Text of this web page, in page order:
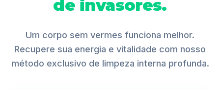
de invasores.
Um corpo sem vermes funciona melhor.
Recupere sua energia e vitalidade com nosso
método exclusivo de limpeza interna profunda.